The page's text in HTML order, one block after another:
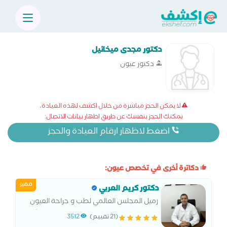
دكتور مجدى ميخائيل
دكتور عيون
لا يمكن الحجز مباشرة من خلال اكشف لهذه العيادة،
يمكنك الحجز بنفسك عن طريق اظهار بيانات الاتصال:
اضغط لاظهار ارقام العيادة والحجز
دكاترة أخرى في تخصص عيون:
مميز دكتور كريم العربي
زميل المجلس العالمي لطب و جراحة العيون
عضو كلية الجراحين الملكية الريطانية استشاري
(21 تقييم) 3512